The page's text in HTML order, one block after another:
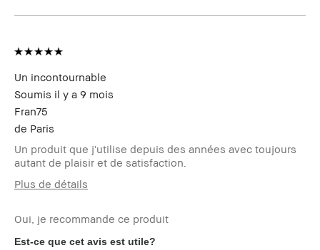
récompense pour cet
Le Club Bobbi Brown
Un incontournable
Soumis il y a 9 mois
Fran75
de Paris
Un produit que j'utilise depuis des années avec toujours
autant de plaisir et de satisfaction.
Plus de détails
Type de peau
sèche
Carnation
claire - halée
Oui, je recommande ce produit
Est-ce que cet avis est utile?